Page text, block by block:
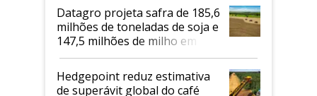
Datagro projeta safra de 185,6
milhões de toneladas de soja e
147,5 milhões de milho em
2026/27
Hedgepoint reduz estimativa
de superávit global do café